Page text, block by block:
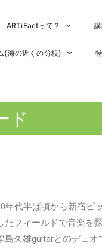
ARTiFactって？
(海の近くの分校)
ド
年代半ば頃から新宿
フィールドで音楽を
久雄guitarとのデュ